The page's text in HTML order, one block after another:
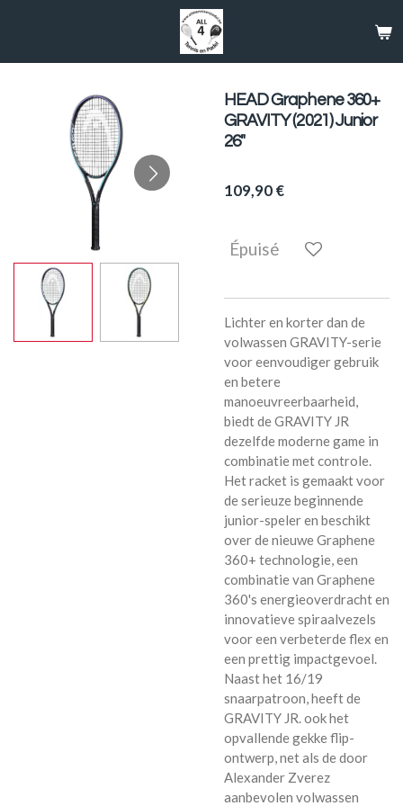
HEAD Graphene 360+
GRAVITY (2021) Junior
26"
109,90 €
Épuisé
Lichter en korter dan de
volwassen GRAVITY-serie
voor eenvoudiger gebruik
en betere
manoeuvreerbaarheid,
biedt de GRAVITY JR
dezelfde moderne game in
combinatie met controle.
Het racket is gemaakt voor
de serieuze beginnende
junior-speler en beschikt
over de nieuwe Graphene
360+ technologie, een
combinatie van Graphene
360's energieoverdracht en
innovatieve spiraalvezels
voor een verbeterde flex en
een prettig impactgevoel.
Naast het 16/19
snaarpatroon, heeft de
GRAVITY JR. ook het
opvallende gekke flip-
ontwerp, net als de door
Alexander Zverez
aanbevolen volwassen